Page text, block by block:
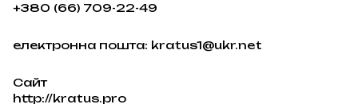
+380 (66) 709-22-49
електронна пошта: kratus1@ukr.net
Сайт
http://kratus.pro